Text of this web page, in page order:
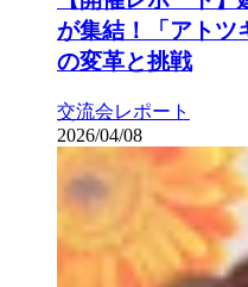
が集結！「アトツ
の変革と挑戦
交流会レポート
2026/04/08